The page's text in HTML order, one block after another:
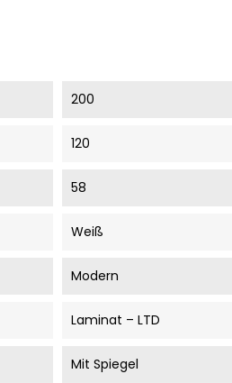
200
120
58
Weiß
Modern
Laminat – LTD
Mit Spiegel